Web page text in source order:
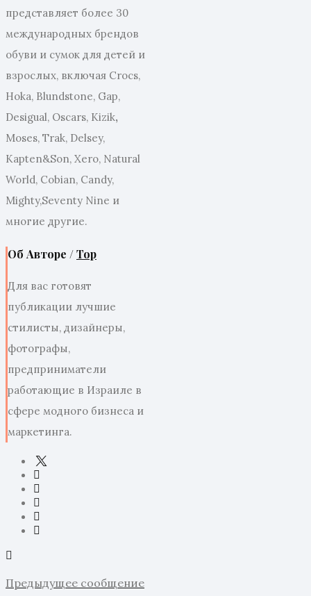
представляет более 30
международных брендов
обуви и сумок для детей и
взрослых, включая Crocs,
Hoka, Blundstone, Gap,
Desigual, Oscars, Kizik,
Moses, Trak, Delsey,
Kapten&Son, Xero, Natural
World, Cobian, Candy,
Mighty,Seventy Nine и
многие другие.
Об Авторе /Top
Для вас готовят
публикации лучшие
стилисты, дизайнеры,
фотографы,
предприниматели
работающие в Израиле в
сфере модного бизнеса и
маркетинга.
Предыдущее сообщение